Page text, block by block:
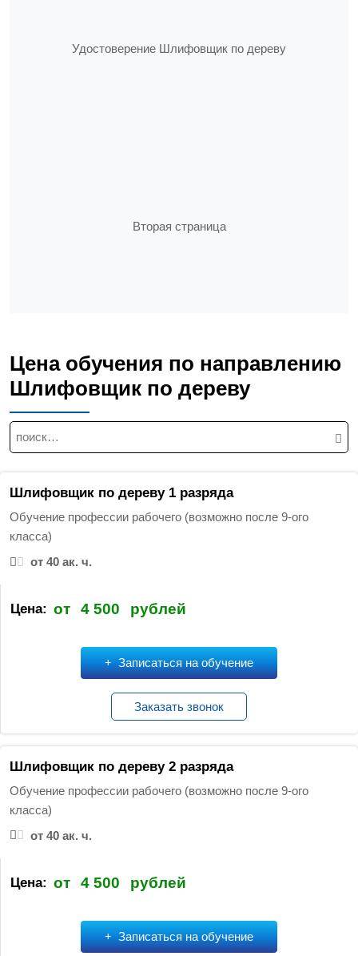
Удостоверение Шлифовщик по дереву
Вторая страница
Цена обучения по направлению
Шлифовщик по дереву
Н
а
тШлифовщик по дереву 1 разряда
Обучение профессии рабочего (возможно после 9-ого
класса)
от 40 ак. ч.
Цена: от 4 500 рублей
Записаться на обучение
Заказать звонок
Шлифовщик по дереву 2 разряда
Обучение профессии рабочего (возможно после 9-ого
класса)
от 40 ак. ч.
Цена: от 4 500 рублей
Записаться на обучение